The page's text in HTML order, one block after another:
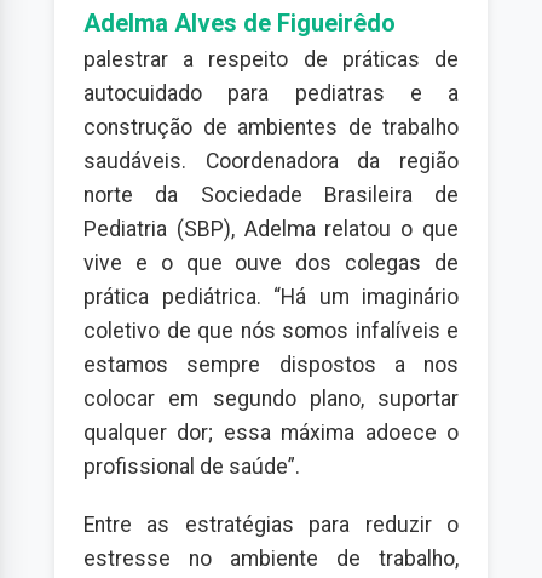
Adelma Alves de Figueirêdo
palestrar a respeito de práticas de
autocuidado para pediatras e a
construção de ambientes de trabalho
saudáveis. Coordenadora da região
norte da Sociedade Brasileira de
Pediatria (SBP), Adelma relatou o que
vive e o que ouve dos colegas de
prática pediátrica. “Há um imaginário
coletivo de que nós somos infalíveis e
estamos sempre dispostos a nos
colocar em segundo plano, suportar
qualquer dor; essa máxima adoece o
profissional de saúde”.
Entre as estratégias para reduzir o
estresse no ambiente de trabalho,